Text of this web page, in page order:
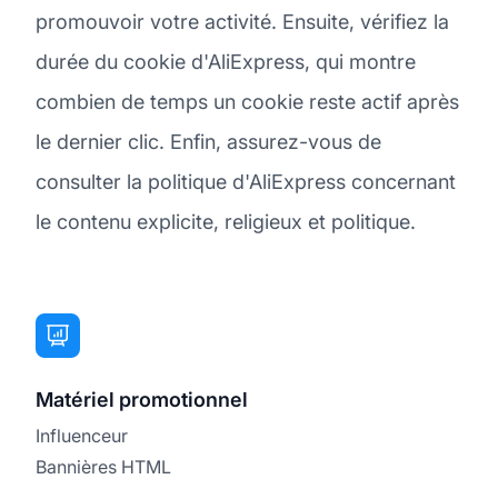
promouvoir votre activité. Ensuite, vérifiez la
durée du cookie d'AliExpress, qui montre
combien de temps un cookie reste actif après
le dernier clic. Enfin, assurez-vous de
consulter la politique d'AliExpress concernant
le contenu explicite, religieux et politique.
Matériel promotionnel
Influenceur
Bannières HTML